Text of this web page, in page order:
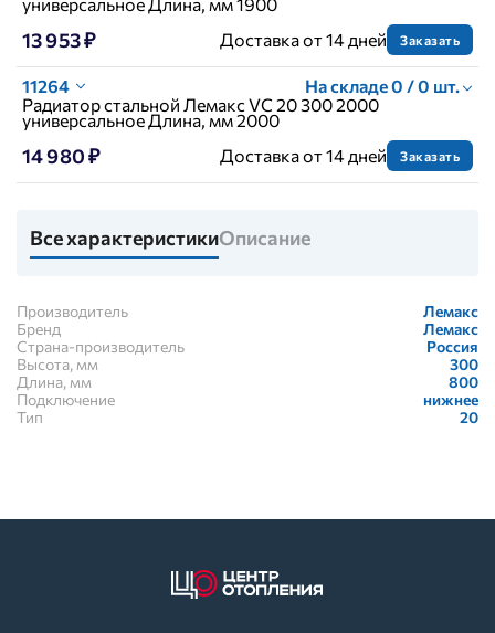
13 953 ₽ Доставка от 14 дней Заказать
11264
На складе 0 / 0 шт.
Радиатор стальной Лемакс VC 20 300 2000
универсальное Длина, мм 2000
14 980 ₽ Доставка от 14 дней Заказать
Все характеристикиОписание
Производитель
Лемакс
Бренд
Лемакс
Страна-производитель
Россия
Высота, мм
300
Длина, мм
800
Подключение
нижнее
Тип
20